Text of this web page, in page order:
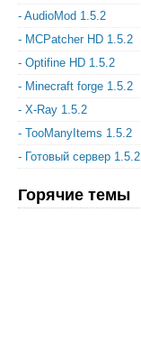
- AudioMod 1.5.2
- MCPatcher HD 1.5.2
- Optifine HD 1.5.2
- Minecraft forge 1.5.2
- X-Ray 1.5.2
- TooManyItems 1.5.2
- Готовый сервер 1.5.2
Горячие темы